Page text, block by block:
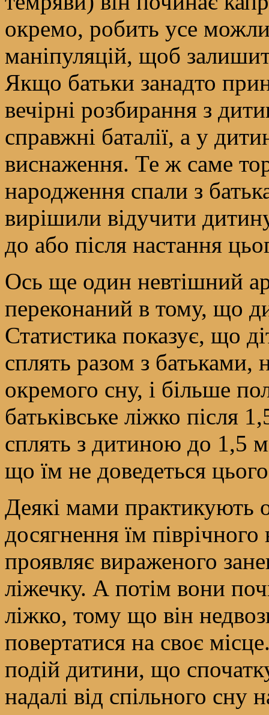
окремо, робить усе
маніпуляцій, щоб
Якщо батьки занадто
вечірні розбирання з
справжні баталії, а у
виснаження. Те ж саме
народження спали з
вирішили відучити
до або після настання
Ось ще один невтішний
переконаний в тому, що
Статистика показує, що
сплять разом з батьками,
окремого сну, і більше
батьківське ліжко після
сплять з дитиною до 1,5
що їм не доведеться
Деякі мами практикують
досягнення їм
проявляє вираженого
ліжечку. А потім вони
ліжко, тому що він
повертатися на своє
подій дитини, що
надалі від спільного сну